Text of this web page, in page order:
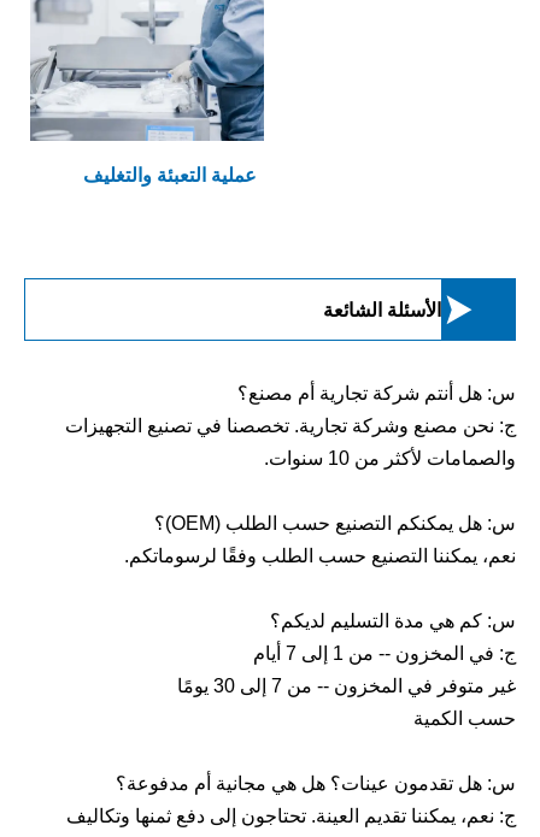
عملية التعبئة والتغليف
 الأسئلة الشائعة
س: هل أنتم شركة تجارية أم مصنع؟
ج: نحن مصنع وشركة تجارية. تخصصنا في تصنيع التجهيزات
والصمامات لأكثر من 10 سنوات.
س: هل يمكنكم التصنيع حسب الطلب (OEM)؟
نعم، يمكننا التصنيع حسب الطلب وفقًا لرسوماتكم.
س: كم هي مدة التسليم لديكم؟
ج: في المخزون -- من 1 إلى 7 أيام
غير متوفر في المخزون -- من 7 إلى 30 يومًا
حسب الكمية
س: هل تقدمون عينات؟ هل هي مجانية أم مدفوعة؟
ج: نعم، يمكننا تقديم العينة. تحتاجون إلى دفع ثمنها وتكاليف